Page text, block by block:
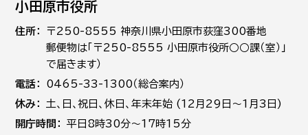
小田原市役所
住所
〒250-8555 神奈川県小田原市荻窪300番地
郵便物は「〒250-8555 小田原市役所○○課（室）」
で届きます）
電話
0465-33-1300（総合案内）
休み
土､日､祝日、休日、年末年始 (12月29日～1月3日)
開庁時間
平日8時30分～17時15分